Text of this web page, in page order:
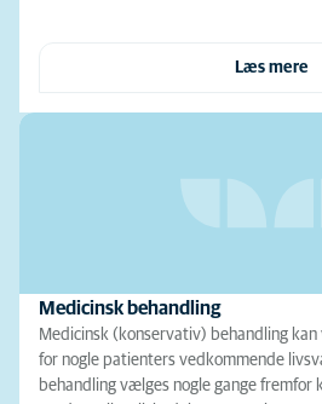
Læs mere
Medicinsk behandling
Medicinsk (konservativ) behandling
for nogle patienters vedkommende
behandling vælges nogle gange